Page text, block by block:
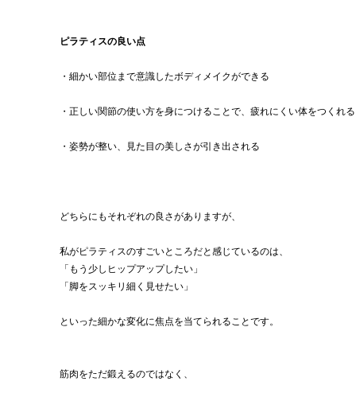
ピラティスの良い点
・細かい部位まで意識したボディメイクができる
・正しい関節の使い方を身につけることで、疲れにくい体をつくれる
・姿勢が整い、見た目の美しさが引き出される
どちらにもそれぞれの良さがありますが、
私がピラティスのすごいところだと感じているのは、
「もう少しヒップアップしたい」
「脚をスッキリ細く見せたい」
といった細かな変化に焦点を当てられることです。
筋肉をただ鍛えるのではなく、